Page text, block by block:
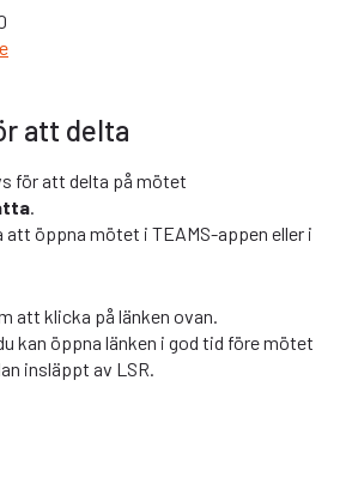
att delta
för att delta på mötet
.
att öppna mötet i TEAMS-appen eller i
att klicka på länken ovan.
kan öppna länken i god tid före mötet
insläppt av LSR.